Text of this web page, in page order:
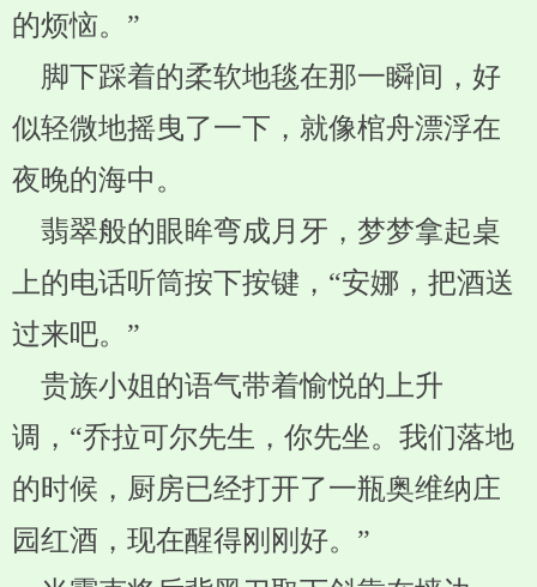
的烦恼。”
脚下踩着的柔软地毯在那一瞬间，好
似轻微地摇曳了一下，就像棺舟漂浮在
夜晚的海中。
翡翠般的眼眸弯成月牙，梦梦拿起桌
上的电话听筒按下按键，“安娜，把酒送
过来吧。”
贵族小姐的语气带着愉悦的上升
调，“乔拉可尔先生，你先坐。我们落地
的时候，厨房已经打开了一瓶奥维纳庄
园红酒，现在醒得刚刚好。”